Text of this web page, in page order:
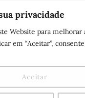
privacidade
Website para melhorar
em “Aceitar”,
Aceitar